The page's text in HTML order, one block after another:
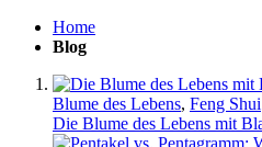
Home
Blog
Blume des Lebens, Feng Shui
Die Blume des Lebens mit